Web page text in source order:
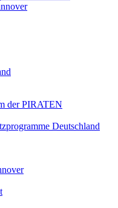
der PIRATEN
Deutschland